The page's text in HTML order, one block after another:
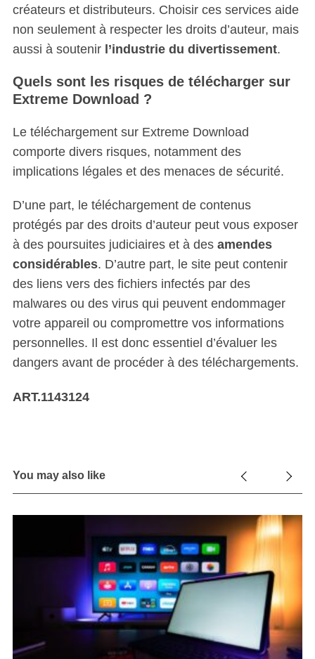
créateurs et distributeurs. Choisir ces services aide
non seulement à respecter les droits d’auteur, mais
aussi à soutenir l’industrie du divertissement.
Quels sont les risques de télécharger sur
Extreme Download ?
Le téléchargement sur Extreme Download
comporte divers risques, notamment des
implications légales et des menaces de sécurité.
D’une part, le téléchargement de contenus
protégés par des droits d’auteur peut vous exposer
à des poursuites judiciaires et à des amendes
considérables. D’autre part, le site peut contenir
des liens vers des fichiers infectés par des
malwares ou des virus qui peuvent endommager
votre appareil ou compromettre vos informations
personnelles. Il est donc essentiel d’évaluer les
dangers avant de procéder à des téléchargements.
ART.1143124
You may also like